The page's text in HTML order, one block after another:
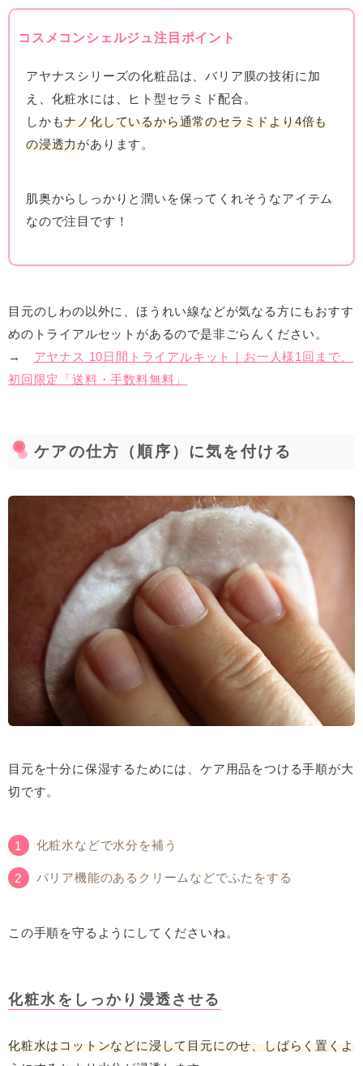
コスメコンシェルジュ注目ポイント
アヤナスシリーズの化粧品は、バリア膜の技術に加
え、化粧水には、ヒト型セラミド配合。
しかもナノ化しているから通常のセラミドより4倍も
の浸透力があります。
肌奥からしっかりと潤いを保ってくれそうなアイテム
なので注目です！
目元のしわの以外に、ほうれい線などが気なる方にもおすす
めのトライアルセットがあるので是非ごらんください。
→ アヤナス 10日間トライアルキット｜お一人様1回まで、
初回限定「送料・手数料無料」
ケアの仕方（順序）に気を付ける
目元を十分に保湿するためには、ケア用品をつける手順が大
切です。
化粧水などで水分を補う
バリア機能のあるクリームなどでふたをする
この手順を守るようにしてくださいね。
化粧水をしっかり浸透させる
化粧水はコットンなどに浸して目元にのせ、しばらく置くよ